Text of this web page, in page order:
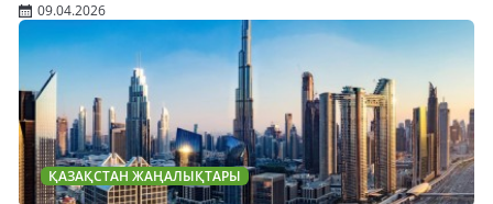
09.04.2026
ҚАЗАҚСТАН ЖАҢАЛЫҚТАРЫ